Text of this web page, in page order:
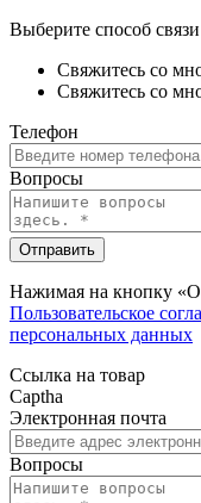
Выберите способ
Свяжитесь со
Свяжитесь со
Телефон
Вопросы
Отправить
Нажимая на кнопку
Пользовательское
персональных данных
Ссылка на товар
Captha
Электронная почта
Вопросы